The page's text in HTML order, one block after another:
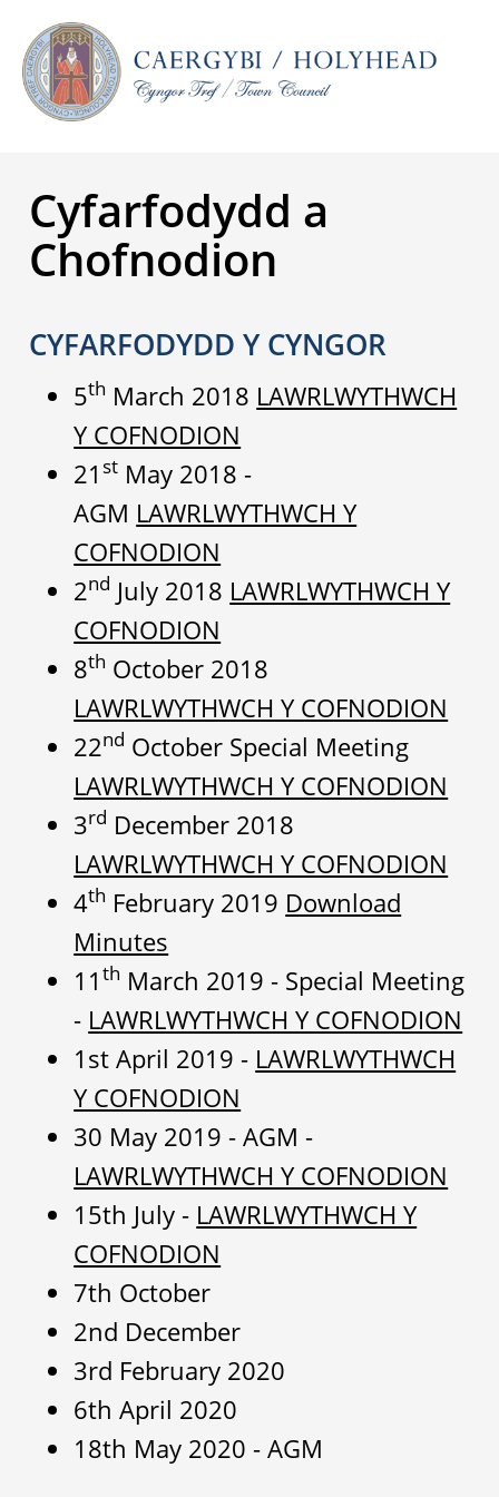
Cyfarfodydd a
Chofnodion
CYFARFODYDD Y CYNGOR
5th March 2018 LAWRLWYTHWCH
Y COFNODION
21 st May 2018 -
AGM LAWRLWYTHWCH Y
COFNODION
2nd July 2018 LAWRLWYTHWCH Y
COFNODION
8th October 2018
LAWRLWYTHWCH Y COFNODION
22nd October Special Meeting
LAWRLWYTHWCH Y COFNODION
3rd December 2018
LAWRLWYTHWCH Y COFNODION
4th February 2019 Download
Minutes
11th March 2019 - Special Meeting
- LAWRLWYTHWCH Y COFNODION
1st April 2019 - LAWRLWYTHWCH
Y COFNODION
30 May 2019 - AGM -
LAWRLWYTHWCH Y COFNODION
15th July - LAWRLWYTHWCH Y
COFNODION
7th October
2nd December
3rd February 2020
6th April 2020
18th May 2020 - AGM